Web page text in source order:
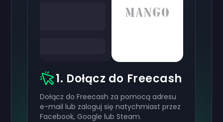
1. Dołącz do Freecash
Dołącz do Freecash za pomocą adresu
e-mail lub zaloguj się natychmiast przez
Facebook, Google lub Steam.